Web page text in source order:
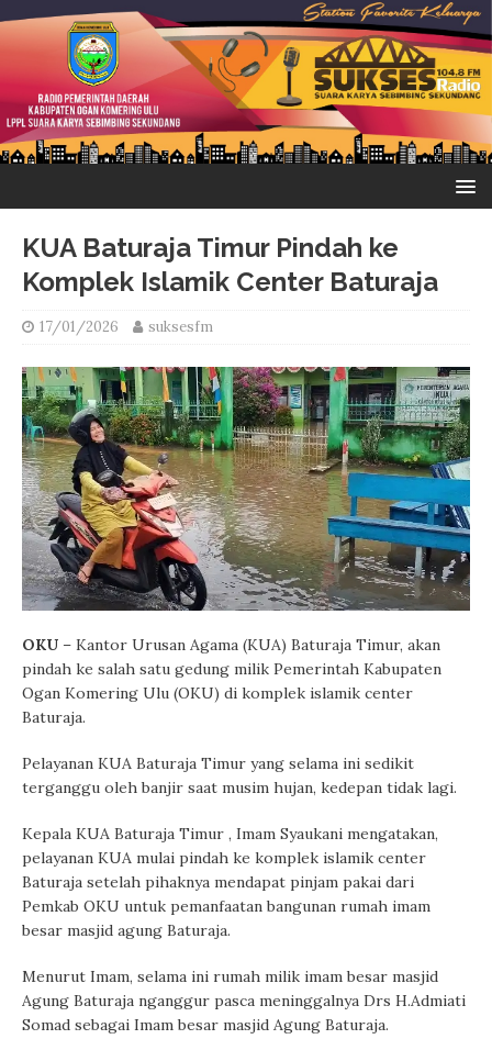
KUA Baturaja Timur Pindah ke
Komplek Islamik Center Baturaja
17/01/2026 suksesfm
OKU – Kantor Urusan Agama (KUA) Baturaja Timur, akan
pindah ke salah satu gedung milik Pemerintah Kabupaten
Ogan Komering Ulu (OKU) di komplek islamik center
Baturaja.
Pelayanan KUA Baturaja Timur yang selama ini sedikit
terganggu oleh banjir saat musim hujan, kedepan tidak lagi.
Kepala KUA Baturaja Timur , Imam Syaukani mengatakan,
pelayanan KUA mulai pindah ke komplek islamik center
Baturaja setelah pihaknya mendapat pinjam pakai dari
Pemkab OKU untuk pemanfaatan bangunan rumah imam
besar masjid agung Baturaja.
Menurut Imam, selama ini rumah milik imam besar masjid
Agung Baturaja nganggur pasca meninggalnya Drs H.Admiati
Somad sebagai Imam besar masjid Agung Baturaja.